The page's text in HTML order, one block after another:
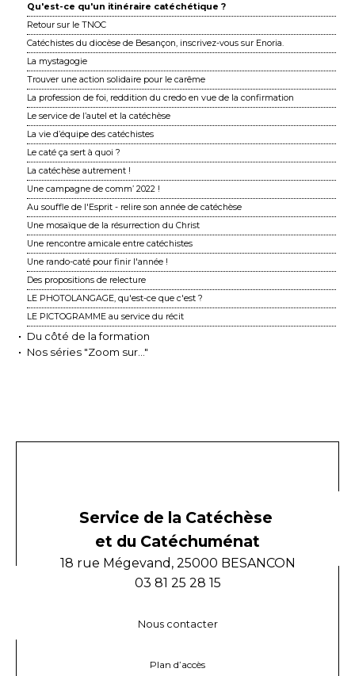
Qu'est-ce qu'un itinéraire catéchétique ?
Retour sur le TNOC
Catéchistes du diocèse de Besançon, inscrivez-vous sur Enoria.
La mystagogie
Trouver une action solidaire pour le carême
La profession de foi, reddition du credo en vue de la confirmation
Le service de l’autel et la catéchèse
La vie d’équipe des catéchistes
Le caté ça sert à quoi ?
La catéchèse autrement !
Une campagne de comm’ 2022 !
Au souffle de l'Esprit - relire son année de catéchèse
Une mosaïque de la résurrection du Christ
Une rencontre amicale entre catéchistes
Une rando-caté pour finir l'année !
Des propositions de relecture
LE PHOTOLANGAGE, qu'est-ce que c'est ?
LE PICTOGRAMME au service du récit
Du côté de la formation
Nos séries "Zoom sur..."
Service de la Catéchèse
et du Catéchuménat
18 rue Mégevand, 25000 BESANCON
03 81 25 28 15
Nous contacter
Plan d’accès